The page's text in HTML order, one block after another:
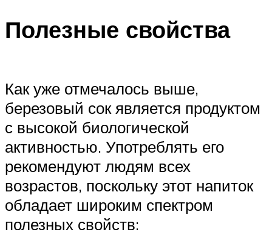
Полезные свойства
Как уже отмечалось выше,
березовый сок является продуктом
с высокой биологической
активностью. Употреблять его
рекомендуют людям всех
возрастов, поскольку этот напиток
обладает широким спектром
полезных свойств: